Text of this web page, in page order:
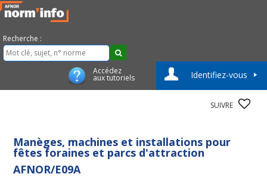
Recherche :
Accédez
aux tutoriels Identifiez-vous
SUIVRE
Manèges, machines et installations pour
fêtes foraines et parcs d'attraction
AFNOR/E09A